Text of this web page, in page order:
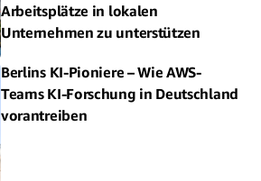
Arbeitsplätze in lokalen
Unternehmen zu unterstützen
Berlins KI-Pioniere – Wie AWS-
Teams KI-Forschung in Deutschland
vorantreiben